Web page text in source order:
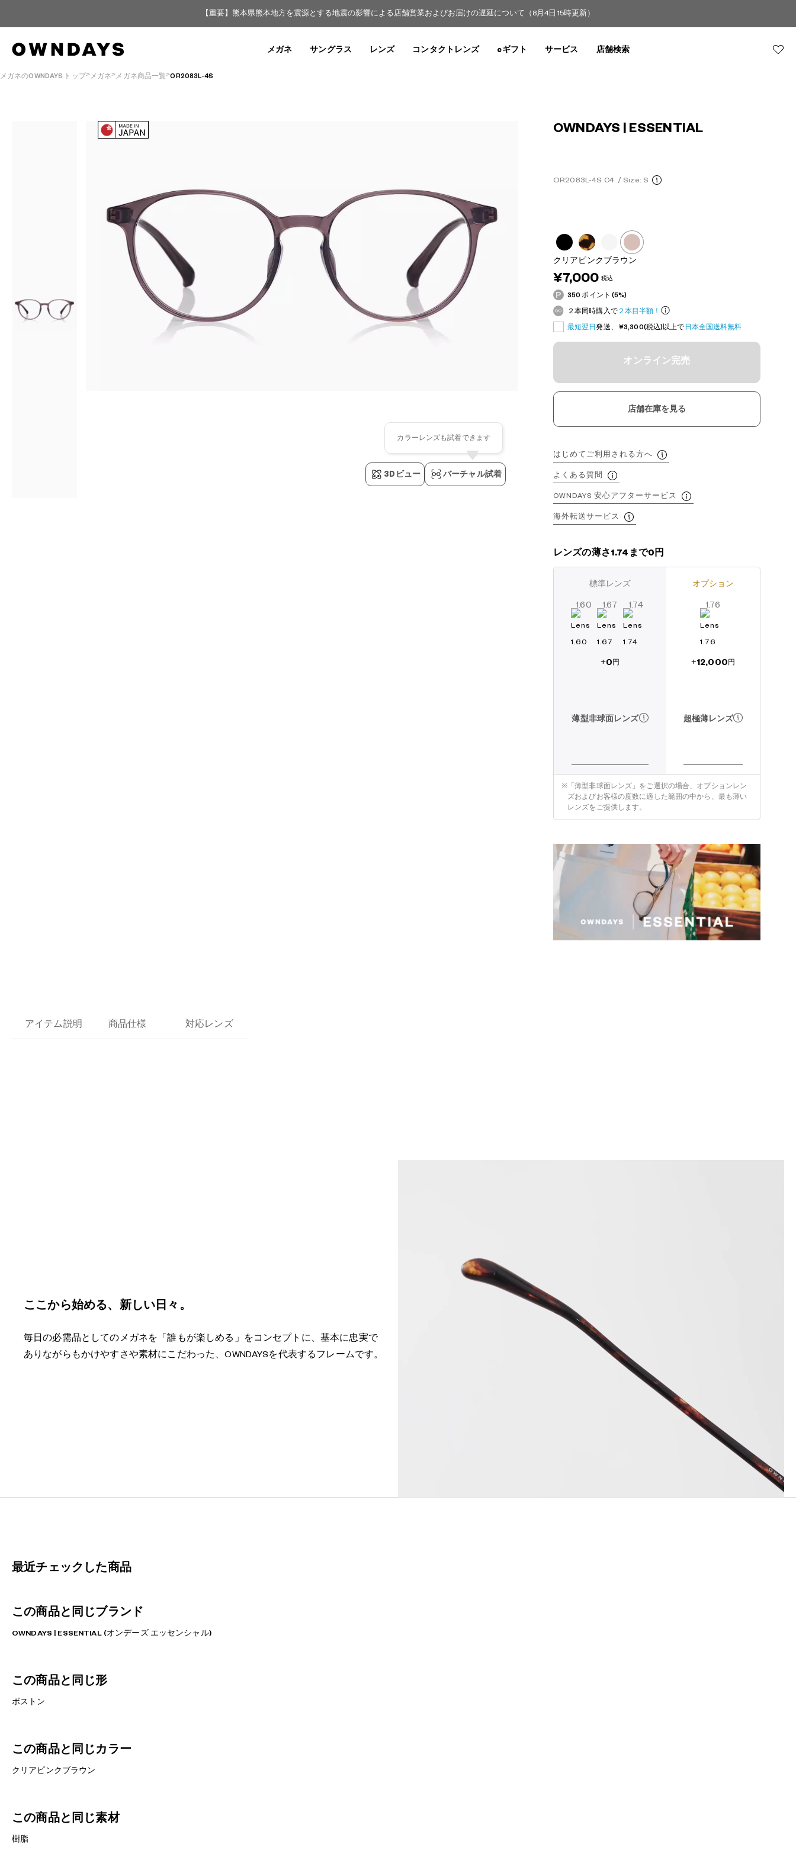
【重要】熊本県熊本地方を震源とする地震の影響による店舗営業およびお届けの遅延について（8月4日 15時更新）
メガネ サングラス レンズ コンタクトレンズ eギフト サービス 店舗検索
メガネのOWNDAYS トップ メガネ メガネ商品一覧 OR2083L-4S
3Dビュー バーチャル試着
カラーレンズも試着できます
OWNDAYS | ESSENTIAL
OR2083L-4S C4 / Size: S
クリアピンクブラウン
¥7,000 税込
350 ポイント (5%)
２本同時購入で２本目半額！
最短翌日発送、 ¥3,300(税込)以上で 日本全国送料無料
オンライン完売
店舗在庫を見る
はじめてご利用される方へ
よくある質問
OWNDAYS 安心アフターサービス
海外転送サービス
レンズの薄さ1.74まで0円
標準レンズ
1.60 1.67 1.74
+0 円
薄型非球面レンズ
オプション
1.76
+12,000 円
超極薄レンズ
※ 「薄型非球面レンズ」をご選択の場合、オプションレン
ズおよびお客様の度数に適した範囲の中から、最も薄い
レンズをご提供します。
アイテム説明 商品仕様 対応レンズ
ここから始める、新しい日々。
毎日の必需品としてのメガネを「誰もが楽しめる」をコンセプトに、基本に忠実で
ありながらもかけやすさや素材にこだわった、OWNDAYSを代表するフレームです。
最近チェックした商品
この商品と同じブランド
OWNDAYS | ESSENTIAL (オンデーズ エッセンシャル)
この商品と同じ形
ボストン
この商品と同じカラー
クリアピンクブラウン
この商品と同じ素材
樹脂